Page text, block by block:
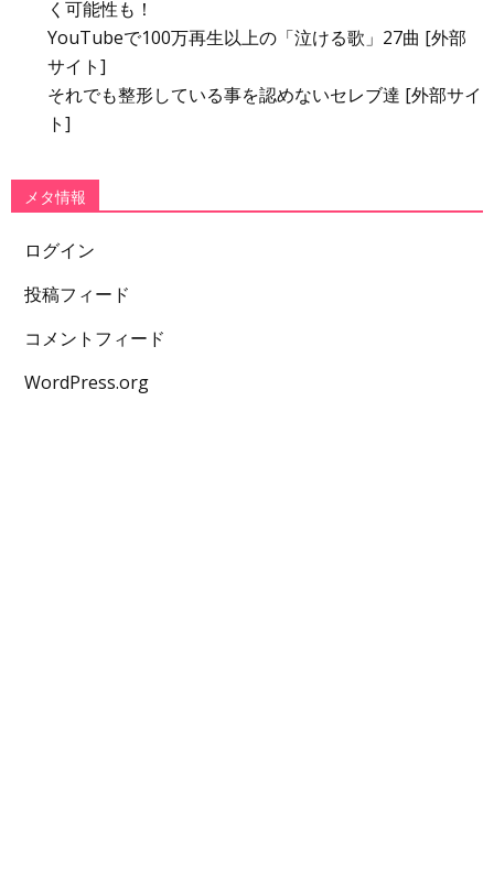
く可能性も！
YouTubeで100万再生以上の「泣ける歌」27曲 [外部
サイト]
それでも整形している事を認めないセレブ達 [外部サイ
ト]
メタ情報
ログイン
投稿フィード
コメントフィード
WordPress.org